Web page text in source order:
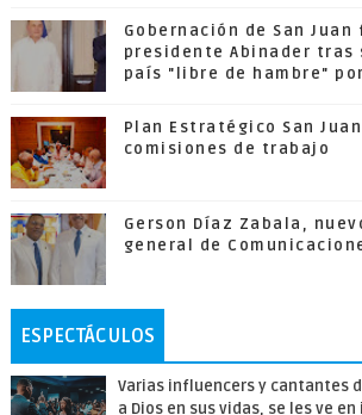
Gobernación de San
presidente Abinader tras
país "libre de hambre" por
Plan Estratégico San
comisiones de trabajo
Gerson Díaz Zabala,
general de
ESPECTÁCULOS
Varias influencers y cantantes
a Dios en sus vidas, se les ve